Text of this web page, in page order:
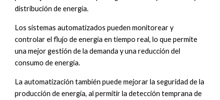
distribución de energía.
Los sistemas automatizados pueden monitorear y
controlar el flujo de energía en tiempo real, lo que permite
una mejor gestión de la demanda y una reducción del
consumo de energía.
La automatización también puede mejorar la seguridad de la
producción de energía, al permitir la detección temprana de